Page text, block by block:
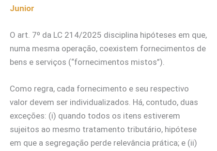
Junior
O art. 7º da LC 214/2025 disciplina hipóteses em que,
numa mesma operação, coexistem fornecimentos de
bens e serviços (“fornecimentos mistos”).
Como regra, cada fornecimento e seu respectivo
valor devem ser individualizados. Há, contudo, duas
exceções: (i) quando todos os itens estiverem
sujeitos ao mesmo tratamento tributário, hipótese
em que a segregação perde relevância prática; e (ii)